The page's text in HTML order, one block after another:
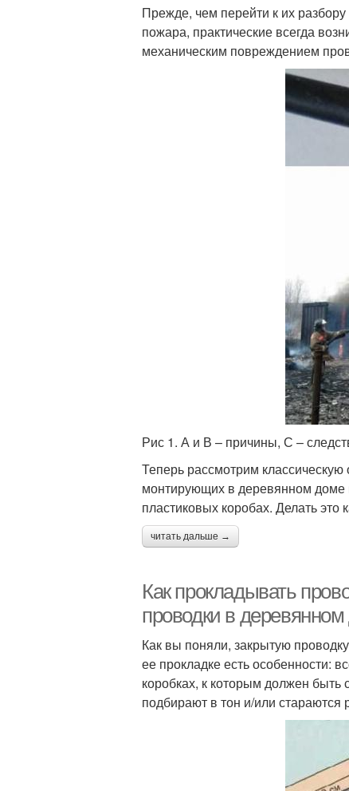
Прежде, чем перейти к их
пожара, практические всегда
механическим повреждением
Рис 1. А и В – причины, С –
Теперь рассмотрим
монтирующих в деревянном доме
пластиковых коробах. Делать это
читать дальше →
Как прокладывать
проводки в
Как вы поняли, закрытую
ее прокладке есть особенности:
коробках, к которым должен быть
подбирают в тон и/или